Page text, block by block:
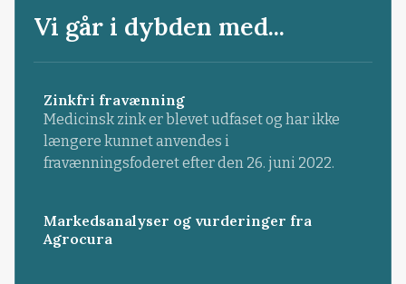
Vi går i dybden med...
Zinkfri fravænning
Medicinsk zink er blevet udfaset og har ikke
længere kunnet anvendes i
fravænningsfoderet efter den 26. juni 2022.
Markedsanalyser og vurderinger fra
Agrocura